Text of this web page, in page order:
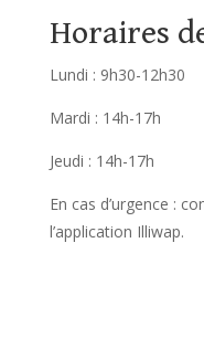
Horaires
Lundi : 9h30-12h30
Mardi : 14h-17h
Jeudi : 14h-17h
En cas d’urgence :
l’application Illiwap.